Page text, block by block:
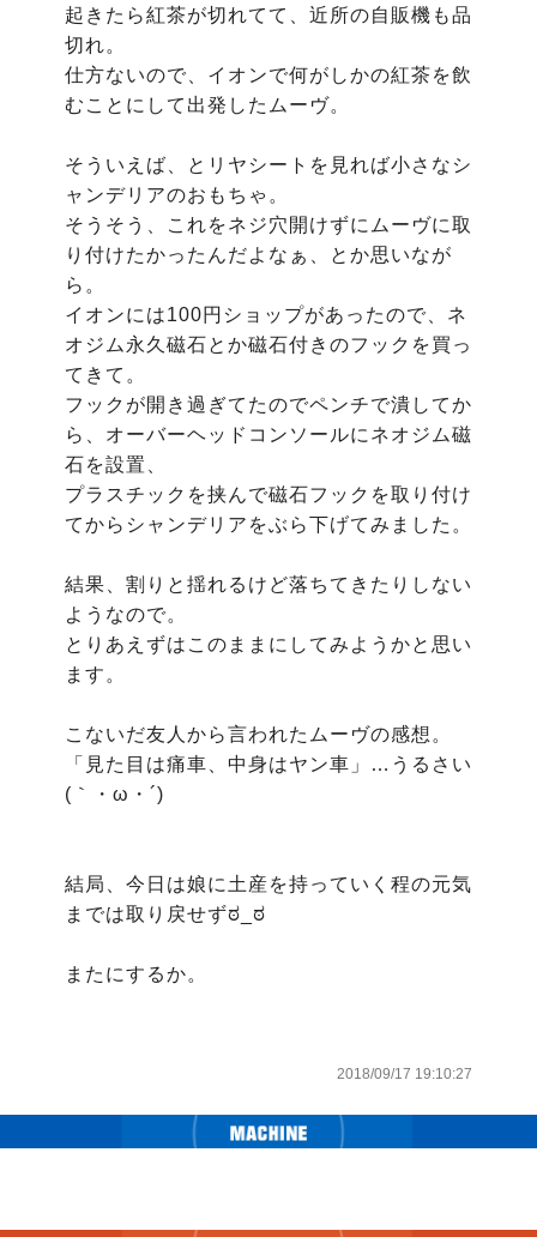
起きたら紅茶が切れてて、近所の自販機も品
切れ。
仕方ないので、イオンで何がしかの紅茶を飲
むことにして出発したムーヴ。
そういえば、とリヤシートを見れば小さなシ
ャンデリアのおもちゃ。
そうそう、これをネジ穴開けずにムーヴに取
り付けたかったんだよなぁ、とか思いなが
ら。
イオンには100円ショップがあったので、ネ
オジム永久磁石とか磁石付きのフックを買っ
てきて。
フックが開き過ぎてたのでペンチで潰してか
ら、オーバーヘッドコンソールにネオジム磁
石を設置、
プラスチックを挟んで磁石フックを取り付け
てからシャンデリアをぶら下げてみました。
結果、割りと揺れるけど落ちてきたりしない
ようなので。
とりあえずはこのままにしてみようかと思い
ます。
こないだ友人から言われたムーヴの感想。
「見た目は痛車、中身はヤン車」…うるさい
(｀・ω・´)
結局、今日は娘に土産を持っていく程の元気
までは取り戻せずಠ_ಠ
またにするか。
2018/09/17 19:10:27